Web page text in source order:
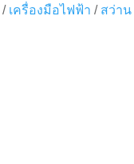
/ เครื่องมือไฟฟ้า / สว่าน